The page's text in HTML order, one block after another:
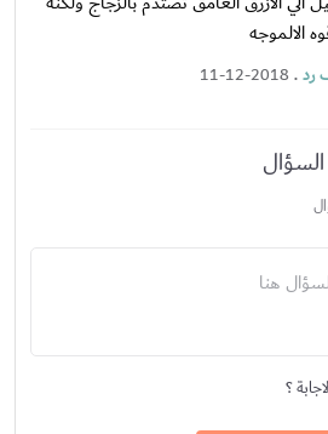
الالموجه
رد.
11-12-2018
هنا
؟